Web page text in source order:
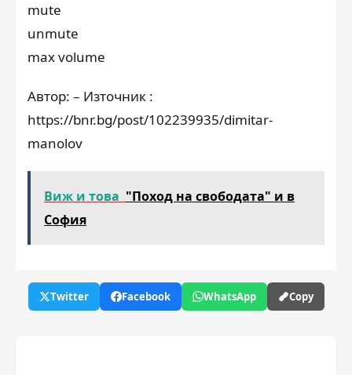
mute
unmute
max volume
Автор: – Източник :
https://bnr.bg/post/102239935/dimitar-
manolov
Виж и това "Поход на свободата" и в
София
Twitter Facebook WhatsApp Copy